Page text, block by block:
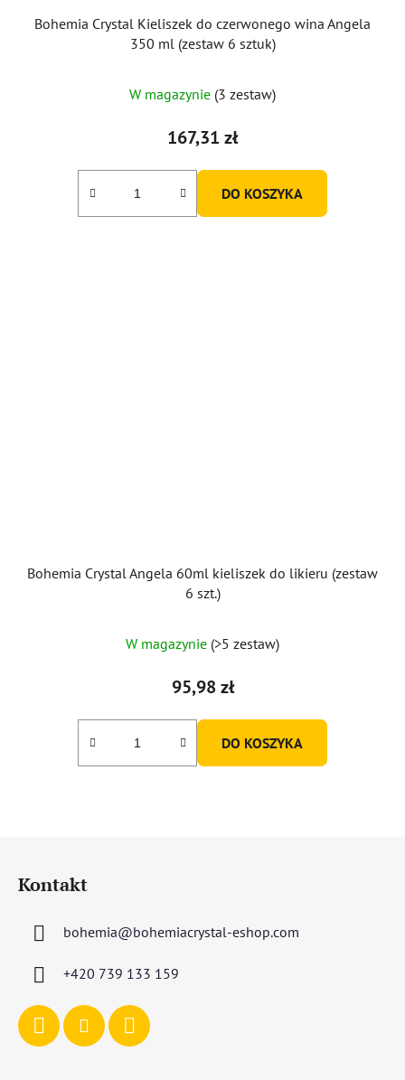
Bohemia Crystal Kieliszek do czerwonego wina Angela
350 ml (zestaw 6 sztuk)
W magazynie (3 zestaw)
167,31 zł
DO KOSZYKA
Bohemia Crystal Angela 60ml kieliszek do likieru (zestaw
6 szt.)
W magazynie (>5 zestaw)
95,98 zł
DO KOSZYKA
Kontakt
bohemia@bohemiacrystal-eshop.com
+420 739 133 159